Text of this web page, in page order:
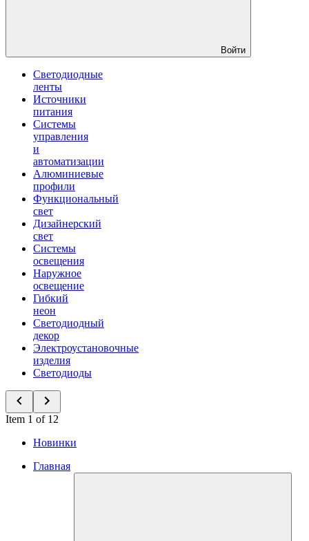
Войти
Светодиодные
ленты
Источники
питания
Системы
управления
и
автоматизации
Алюминиевые
профили
Функциональный
свет
Дизайнерский
свет
Системы
освещения
Наружное
освещение
Гибкий
неон
Светодиодный
декор
Электроустановочные
изделия
Светодиоды
Item 1 of 12
Новинки
Главная